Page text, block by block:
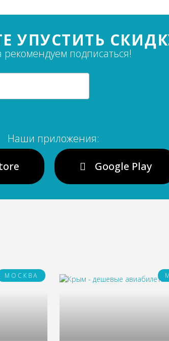
УПУСТИТЬ
рекомендуем подписаться!
Наши приложения:
Google Play
МОСКВА